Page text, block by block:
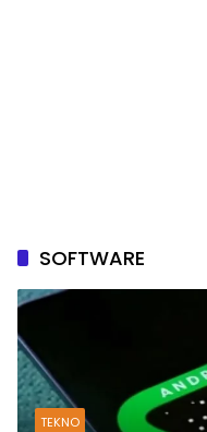
SOFTWARE
TEKNO